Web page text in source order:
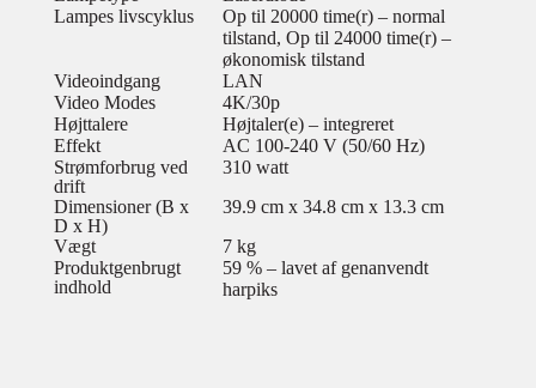
Lampes livscyklus
Op til 20000 time(r) – normal
tilstand, Op til 24000 time(r) –
økonomisk tilstand
Videoindgang
LAN
Video Modes
4K/30p
Højttalere
Højtaler(e) – integreret
Effekt
AC 100-240 V (50/60 Hz)
Strømforbrug ved
drift
310 watt
Dimensioner (B x
D x H)
39.9 cm x 34.8 cm x 13.3 cm
Vægt
7 kg
Produktgenbrugt
indhold
59 % – lavet af genanvendt
harpiks